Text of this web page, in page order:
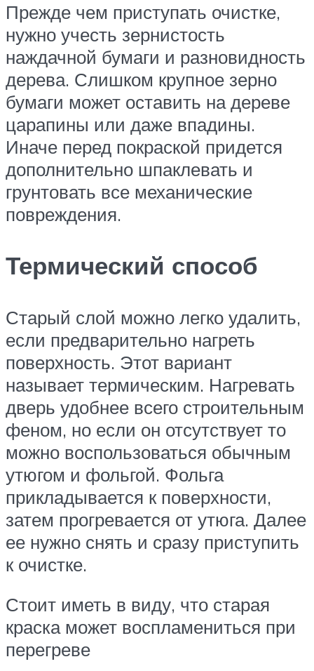
Прежде чем приступать очистке,
нужно учесть зернистость
наждачной бумаги и разновидность
дерева. Слишком крупное зерно
бумаги может оставить на дереве
царапины или даже впадины.
Иначе перед покраской придется
дополнительно шпаклевать и
грунтовать все механические
повреждения.
Термический способ
Старый слой можно легко удалить,
если предварительно нагреть
поверхность. Этот вариант
называет термическим. Нагревать
дверь удобнее всего строительным
феном, но если он отсутствует то
можно воспользоваться обычным
утюгом и фольгой. Фольга
прикладывается к поверхности,
затем прогревается от утюга. Далее
ее нужно снять и сразу приступить
к очистке.
Стоит иметь в виду, что старая
краска может воспламениться при
перегреве